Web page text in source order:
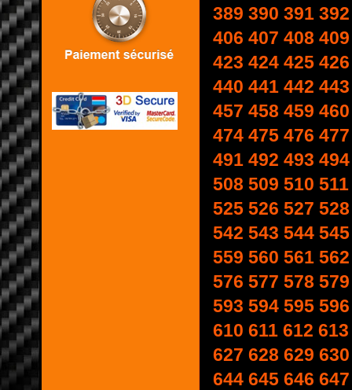
389 390 391 392
406 407 408 409
423 424 425 426
440 441 442 443
457 458 459 460
474 475 476 477
491 492 493 494
508 509 510 511
525 526 527 528
542 543 544 545
559 560 561 562
576 577 578 579
593 594 595 596
610 611 612 613
627 628 629 630
644 645 646 647